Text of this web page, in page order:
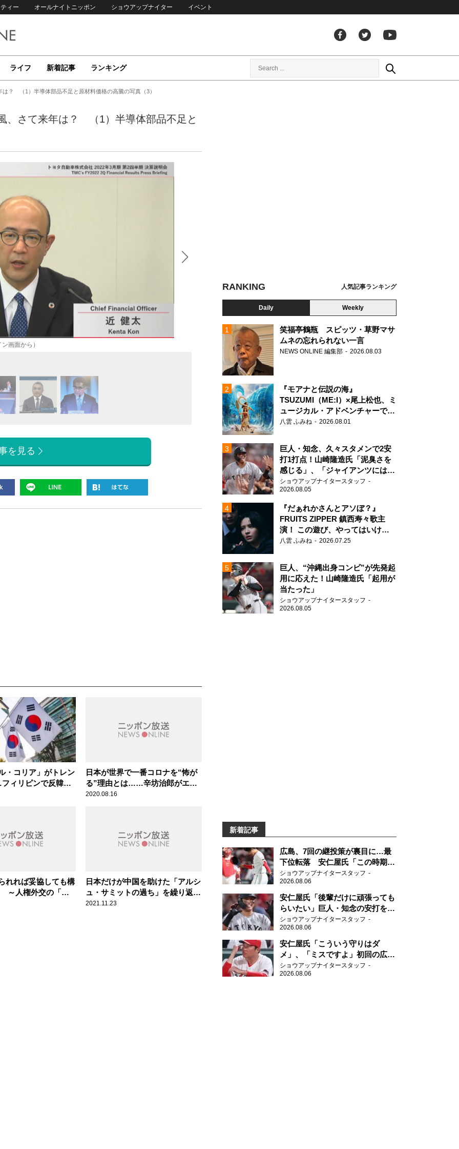
ィー オールナイトニッポン ショウアップナイター イベント
ライフ 新着記事 ランキング
？ （1）半導体部品不足と原材料価格の高騰の写真（3）
、さて来年は？ （1）半導体部品不足と
画面から）
三菱自動車決算会見（左が加藤隆雄社長 オンライン画面から）
を見る
・コリア」がトレン
ィリピンで反韓感
日本が世界で一番コロナを“怖が
る”理由とは……辛坊治郎がエコ
ノミストと対論
2020.08.16
れれば妥協しても構
～人権外交の「仕
日本だけが中国を助けた「アルシ
ュ・サミットの過ち」を繰り返し
てはいけない ～林芳正外務大臣
2021.11.23
RANKING 人気記事ランキング
Daily Weekly
笑福亭鶴瓶 スピッツ・草野マサ
ムネの忘れられない一言
NEWS ONLINE 編集部 2026.08.03
『モアナと伝説の海』
TSUZUMI（ME:I）×尾上松也、ミ
ュージカル・アドベンチャーで美
声を響かせる
八雲 ふみね 2026.08.01
巨人・知念、久々スタメンで2安
打1打点！山崎隆造氏「泥臭さを
感じる」、「ジャイアンツには少
ないタイプ」
ショウアップナイタースタッフ
2026.08.05
『だぁれかさんとアソぼ？』
FRUITS ZIPPER 鎮西寿々歌主
演！ この遊び、やってはいけま
せん。
八雲 ふみね 2026.07.25
巨人、“沖縄出身コンビ”が先発起
用に応えた！山崎隆造氏「起用が
当たった」
ショウアップナイタースタッフ
2026.08.05
新着記事
広島、7回の継投策が裏目に…最
下位転落 安仁屋氏「この時期に
来て勉強はない」
ショウアップナイタースタッフ
2026.08.06
安仁屋氏「後輩だけに頑張っても
らいたい」巨人・知念の安打を喜
ぶ
ショウアップナイタースタッフ
2026.08.06
安仁屋氏「こういう守りはダ
メ」、「ミスですよ」初回の広島
の守備に苦言
ショウアップナイタースタッフ
2026.08.06